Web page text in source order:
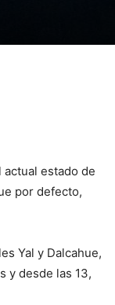
estado de
por defecto,
Yal y Dalcahue,
y desde las 13,